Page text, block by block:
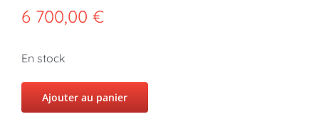
6 700,00 €
En stock
Ajouter au panier